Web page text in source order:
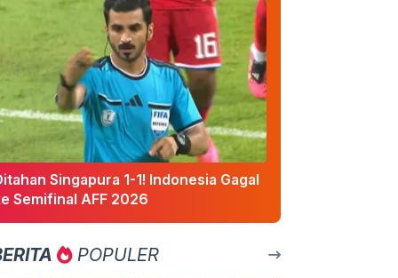
Singapura 1-1! Indonesia Gagal
Semifinal AFF 2026
POPULER